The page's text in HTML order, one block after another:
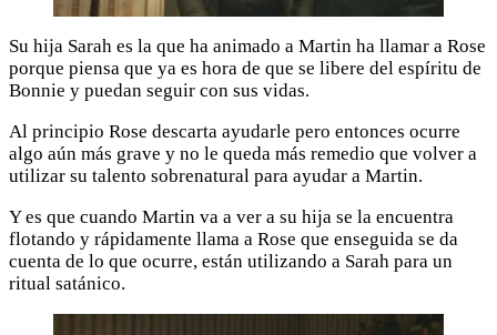
Su hija Sarah es la que ha animado a Martin ha llamar a Rose
porque piensa que ya es hora de que se libere del espíritu de
Bonnie y puedan seguir con sus vidas.
Al principio Rose descarta ayudarle pero entonces ocurre
algo aún más grave y no le queda más remedio que volver a
utilizar su talento sobrenatural para ayudar a Martin.
Y es que cuando Martin va a ver a su hija se la encuentra
flotando y rápidamente llama a Rose que enseguida se da
cuenta de lo que ocurre, están utilizando a Sarah para un
ritual satánico.